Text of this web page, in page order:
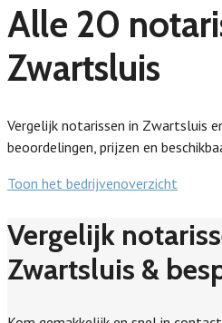
Alle 20
Zwartsluis
Vergelijk notarissen in Zwartsluis
beoordelingen, prijzen en
Toon het bedrijvenoverzicht
Vergelijk
Zwartsluis &